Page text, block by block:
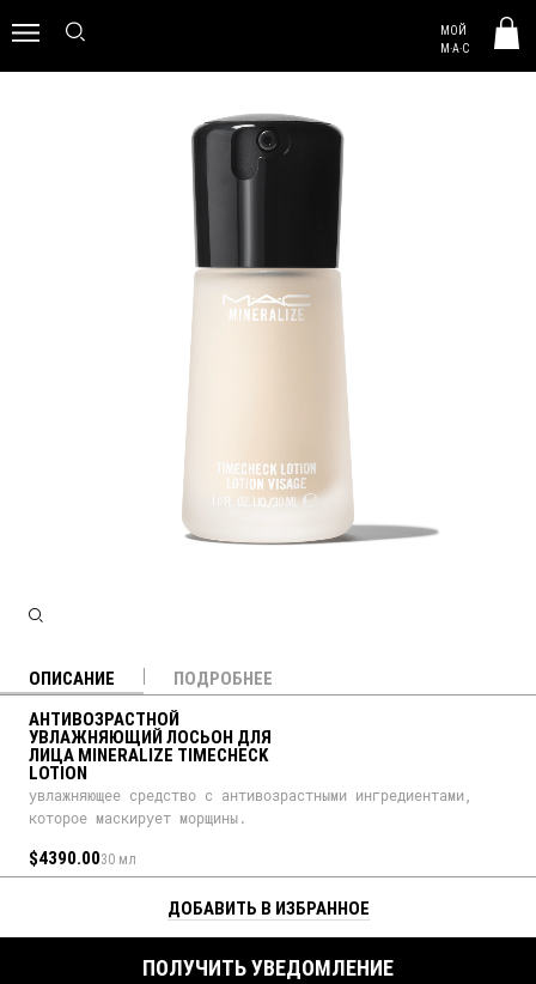
МОЙ
M·A·C
ОПИСАНИЕ
ПОДРОБНЕЕ
АНТИВОЗРАСТНОЙ
УВЛАЖНЯЮЩИЙ ЛОСЬОН ДЛЯ
ЛИЦА MINERALIZE TIMECHECK
LOTION
увлажняющее средство с антивозрастными ингредиентами,
которое маскирует морщины.
$4390.0030 мл
ДОБАВИТЬ В ИЗБРАННОЕ
ПОЛУЧИТЬ УВЕДОМЛЕНИЕ